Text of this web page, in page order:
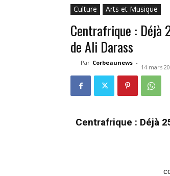
Culture Arts et Musique
Centrafrique : Déjà
de Ali Darass
Par Corbeaunews -
14 mars
Centrafrique : Déjà